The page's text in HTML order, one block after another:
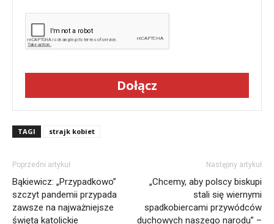
Dołącz
TAGI strajk kobiet
Poprzedni artykuł
Bąkiewicz: „Przypadkowo”
szczyt pandemii przypada
zawsze na najważniejsze
święta katolickie
Następny artykuł
„Chcemy, aby polscy biskupi
stali się wiernymi
spadkobiercami przywódców
duchowych naszego narodu” –